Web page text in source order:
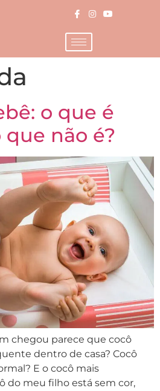
o que é
não é?
chegou parece que cocô
dentro de casa? Cocô
E o cocô mais
do meu filho está sem cor,